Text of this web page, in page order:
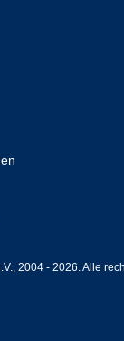
2004 - 2026. Alle